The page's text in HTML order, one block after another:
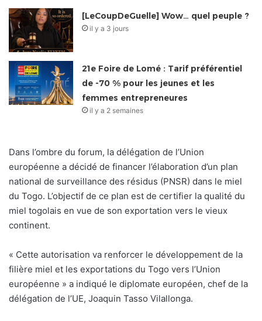
[LeCoupDeGuelle] Wow… quel peuple ?
il y a 3 jours
21e Foire de Lomé : Tarif préférentiel
de -70 % pour les jeunes et les
femmes entrepreneures
il y a 2 semaines
Dans l’ombre du forum, la délégation de l’Union
européenne a décidé de financer l’élaboration d’un plan
national de surveillance des résidus (PNSR) dans le miel
du Togo. L’objectif de ce plan est de certifier la qualité du
miel togolais en vue de son exportation vers le vieux
continent.
« Cette autorisation va renforcer le développement de la
filière miel et les exportations du Togo vers l’Union
européenne » a indiqué le diplomate européen, chef de la
délégation de l’UE, Joaquin Tasso Vilallonga.